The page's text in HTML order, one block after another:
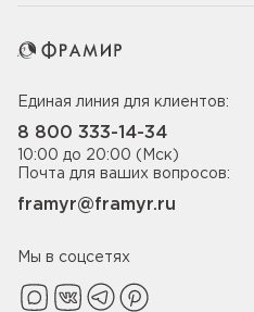
Единая линия для клиентов:
8 800 333-14-34
10:00 до 20:00 (Мск)
Почта для ваших вопросов:
framyr@framyr.ru
Мы в соцсетях